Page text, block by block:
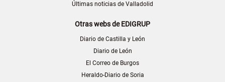
Últimas noticias de Valladolid
Otras webs de EDIGRUP
Diario de Castilla y León
Diario de León
El Correo de Burgos
Heraldo-Diario de Soria